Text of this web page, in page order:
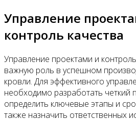
Управление
контроль качества
Управление проектами и
важную роль в успешном
кровли. Для эффективного
необходимо разработать четкий
определить ключевые этапы и
также назначить ответственных